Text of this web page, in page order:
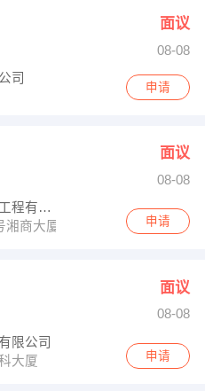
主管 ] 招聘信息
势入驻
面议
08-08
司
申请
面议
08-08
武汉美佳楼宇制冷设备工程有限公司
湘商大厦13H
申请
面议
08-08
限公司
大厦
申请